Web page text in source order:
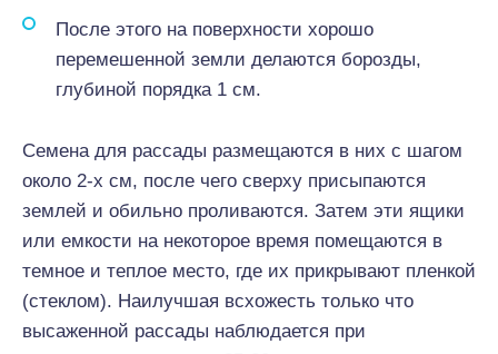
После этого на поверхности хорошо
перемешенной земли делаются борозды,
глубиной порядка 1 см.
Семена для рассады размещаются в них с шагом
около 2-х см, после чего сверху присыпаются
землей и обильно проливаются. Затем эти ящики
или емкости на некоторое время помещаются в
темное и теплое место, где их прикрывают пленкой
(стеклом). Наилучшая всхожесть только что
высаженной рассады наблюдается при